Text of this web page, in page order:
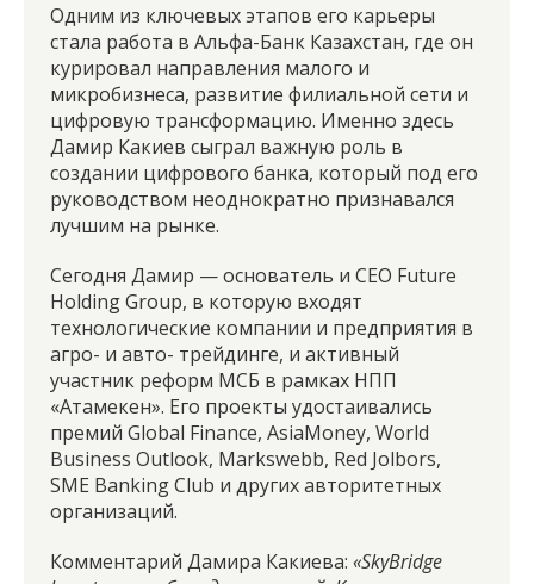
Одним из ключевых этапов его карьеры
стала работа в Альфа-Банк Казахстан, где он
курировал направления малого и
микробизнеса, развитие филиальной сети и
цифровую трансформацию. Именно здесь
Дамир Какиев сыграл важную роль в
создании цифрового банка, который под его
руководством неоднократно признавался
лучшим на рынке.
Сегодня Дамир — основатель и CEO Future
Holding Group, в которую входят
технологические компании и предприятия в
агро- и авто- трейдинге, и активный
участник реформ МСБ в рамках НПП
«Атамекен». Его проекты удостаивались
премий Global Finance, AsiaMoney, World
Business Outlook, Markswebb, Red Jolbors,
SME Banking Club и других авторитетных
организаций.
Комментарий Дамира Какиева: «SkyBridge